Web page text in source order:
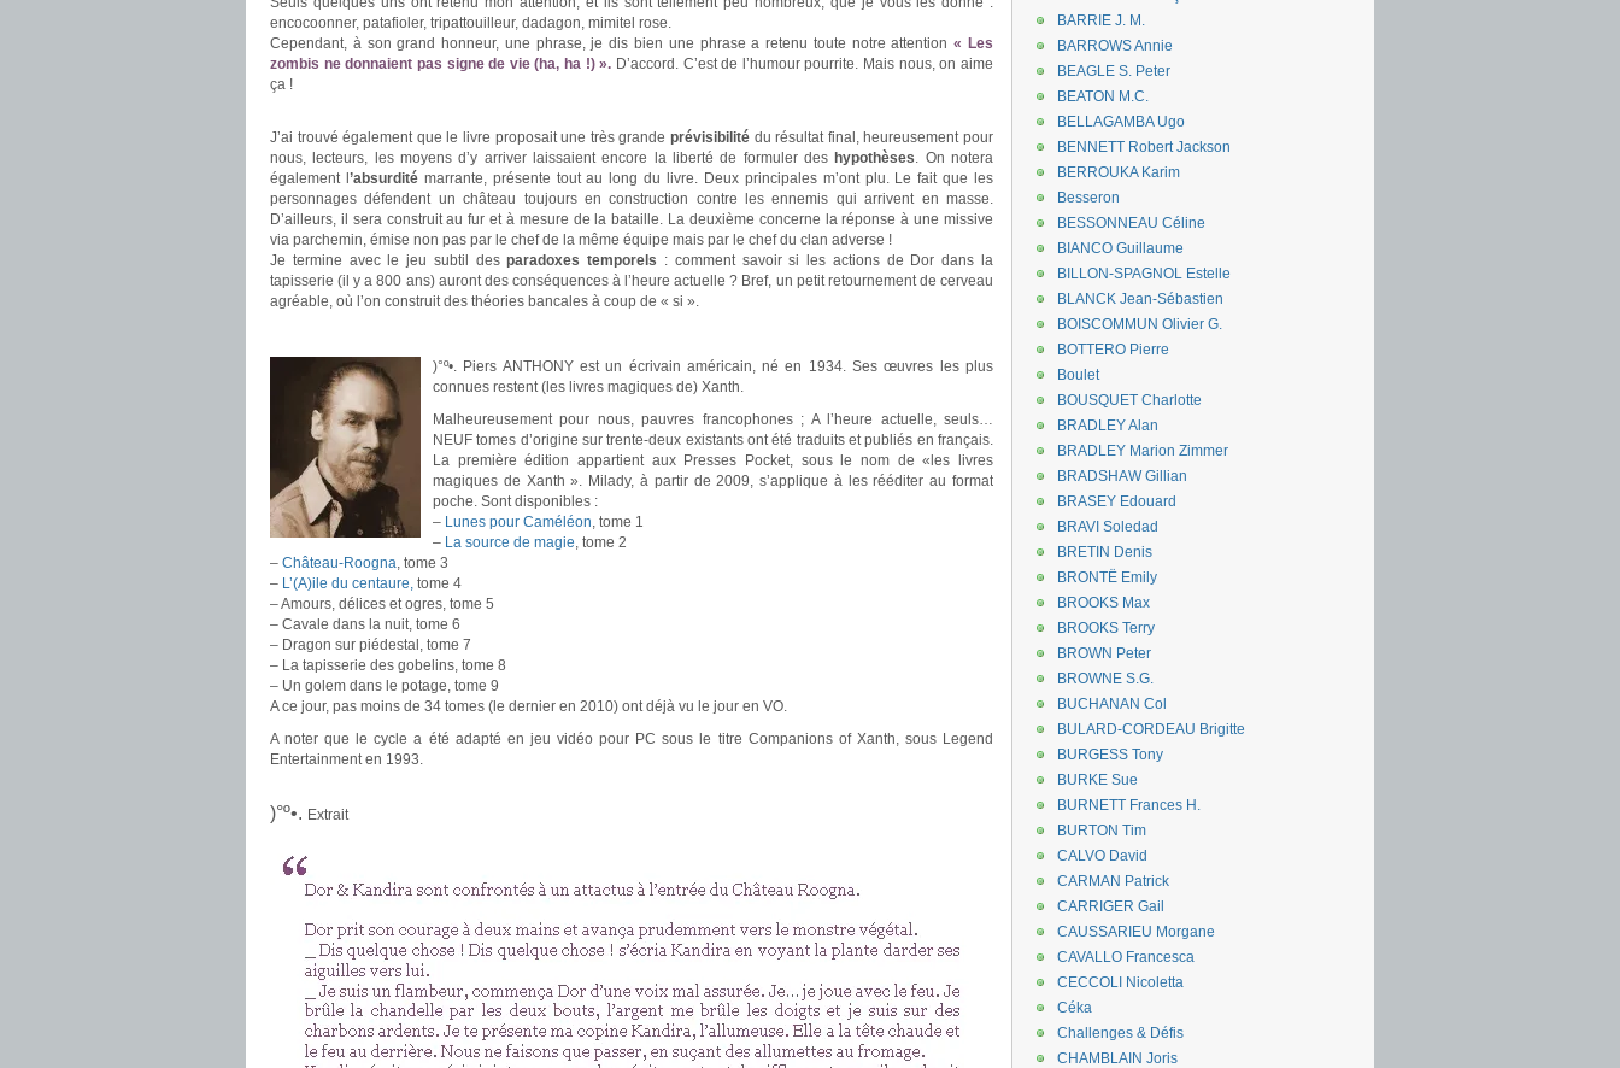
encocoonner, patafioler, tripattouilleur, dadagon, mimitel rose.
Cependant, à son grand honneur, une phrase, je dis bien une phrase a retenu toute notre attention« Les
zombis ne donnaient pas signe de vie (ha, ha !) ». D’accord. C’est de l’humour pourrite. Mais nous, on aime
ça !
J’ai trouvé également que le livre proposait une très grande prévisibilité du résultat final, heureusement pour
nous, lecteurs, les moyens d’y arriver laissaient encore la liberté de formuler des hypothèses. On notera
également l ’absurditémarrante, présente tout au long du livre. Deux principales m’ont plu. Le fait que les
personnages défendent un château toujours en construction contre les ennemis qui arrivent en masse.
D’ailleurs, il sera construit au fur et à mesure de la bataille. La deuxième concerne la réponse à une missive
via parchemin, émise non pas par le chef de la même équipe mais par le chef du clan adverse !
Je termine avec le jeu subtil desparadoxes temporels : comment savoir si les actions de Dor dans la
tapisserie (il y a 800 ans) auront des conséquences à l’heure actuelle ? Bref, un petit retournement de cerveau
agréable, où l’on construit des théories bancales à coup de « si ».
)°º•. Piers ANTHONY est un écrivain américain, né en 1934. Ses œuvres les plus
connues restent (les livres magiques de) Xanth.
Malheureusement pour nous, pauvres francophones ; A l’heure actuelle, seuls…
NEUF tomes d’origine sur trente-deux existants ont été traduits et publiés en français.
La première édition appartient aux Presses Pocket, sous le nom de «les livres
magiques de Xanth ». Milady, à partir de 2009, s’applique à les rééditer au format
poche. Sont disponibles :
– Lunes pour Caméléon, tome 1
– La source de magie, tome 2
– Château-Roogna, tome 3
– L’(A)ile du centaure, tome 4
– Amours, délices et ogres, tome 5
– Cavale dans la nuit, tome 6
– Dragon sur piédestal, tome 7
– La tapisserie des gobelins, tome 8
– Un golem dans le potage, tome 9
A ce jour, pas moins de 34 tomes (le dernier en 2010) ont déjà vu le jour en VO.
A noter que le cycle a été adapté en jeu vidéo pour PC sous le titre Companions of Xanth, sous Legend
Entertainment en 1993.
)°º•. Extrait
BARRIE J. M.
BARROWS Annie
BEAGLE S. Peter
BEATON M.C.
BELLAGAMBA Ugo
BENNETT Robert Jackson
BERROUKA Karim
Besseron
BESSONNEAU Céline
BIANCO Guillaume
BILLON-SPAGNOL Estelle
BLANCK Jean-Sébastien
BOISCOMMUN Olivier G.
BOTTERO Pierre
Boulet
BOUSQUET Charlotte
BRADLEY Alan
BRADLEY Marion Zimmer
BRADSHAW Gillian
BRASEY Edouard
BRAVI Soledad
BRETIN Denis
BRONTË Emily
BROOKS Max
BROOKS Terry
BROWN Peter
BROWNE S.G.
BUCHANAN Col
BULARD-CORDEAU Brigitte
BURGESS Tony
BURKE Sue
BURNETT Frances H.
BURTON Tim
CALVO David
CARMAN Patrick
CARRIGER Gail
CAUSSARIEU Morgane
CAVALLO Francesca
CECCOLI Nicoletta
Céka
Challenges & Défis
CHAMBLAIN Joris